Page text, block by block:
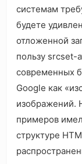
системам
будете
отложенной
пользу srcset-
современных
Google как
изображений.
примеров
структуре